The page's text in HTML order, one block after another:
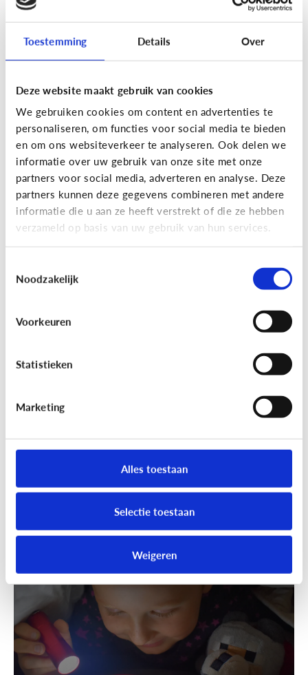
Toestemming Details Over
Deze website maakt gebruik van cookies
We gebruiken cookies om content en advertenties te
personaliseren, om functies voor social media te bieden
en om ons websiteverkeer te analyseren. Ook delen we
informatie over uw gebruik van onze site met onze
partners voor social media, adverteren en analyse. Deze
partners kunnen deze gegevens combineren met andere
informatie die u aan ze heeft verstrekt of die ze hebben
verzameld op basis van uw gebruik van hun services.
Noodzakelijk
Voorkeuren
Statistieken
Marketing
Alles toestaan
Selectie toestaan
Weigeren
Fun met media
Maak je eigen Snapchat of
Instagram filter!
Fun met media
Wandelen was nog nooit zo leuk!
Speels bijleren met een educatieve